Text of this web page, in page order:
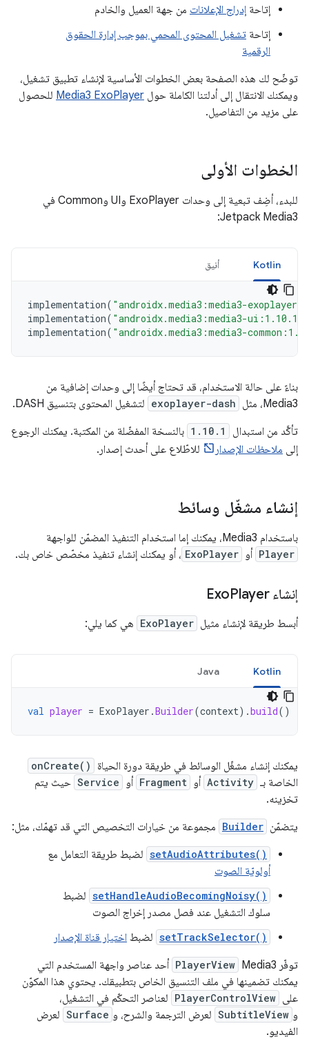
إتاحة إدراج الإعلانات من جهة العميل والخادم
إتاحة تشغيل المحتوى المحمي بموجب إدارة الحقوق
الرقمية
توضّح لك هذه الصفحة بعض الخطوات الأساسية لإنشاء تطبيق تشغيل،
ويمكنك الانتقال إلى أدلتنا الكاملة حول Media3 ExoPlayer للحصول
على مزيد من التفاصيل.
الخطوات الأولى
للبدء، أضِف تبعية إلى وحدات ExoPlayer وUI وCommon في
Jetpack Media3:
Kotlin أنيق
implementation( "androidx.media3:media3-
implementation( "androidx.media3:media3-ui:1.10.1"
implementation( "androidx.media3:media3-
بناءً على حالة الاستخدام، قد تحتاج أيضًا إلى وحدات إضافية من
Media3، مثل
exoplayer-dash لتشغيل المحتوى بتنسيق DASH.
تأكَّد من استبدال
1.10.1 بالنسخة المفضّلة من المكتبة. يمكنك الرجوع
إلى ملاحظات الإصدار للاطّلاع على أحدث إصدار.
إنشاء مشغّل وسائط
باستخدام Media3، يمكنك إما استخدام التنفيذ المضمّن للواجهة
Player أو ExoPlayer ، أو يمكنك إنشاء تنفيذ مخصّص خاص بك.
إنشاء ExoPlayer
أبسط طريقة لإنشاء مثيل ExoPlayer هي كما يلي:
Kotlin
Java
val player = ExoPlayer .Builder(context).build()
يمكنك إنشاء مشغّل الوسائط في طريقة دورة الحياة onCreate()
الخاصة بـ Activity أو Fragment أو Service حيث يتم
تخزينه.
يتضمّن Builder مجموعة من خيارات التخصيص التي قد تهمّك، مثل:
setAudioAttributes() لضبط طريقة التعامل مع
أولويّة الصوت
setHandleAudioBecomingNoisy() لضبط
سلوك التشغيل عند فصل مصدر إخراج الصوت
setTrackSelector() لضبط اختيار قناة الإصدار
توفّر Media3
PlayerView أحد عناصر واجهة المستخدم التي
يمكنك تضمينها في ملف التنسيق الخاص بتطبيقك. يحتوي هذا المكوّن
على PlayerControlView لعناصر التحكّم في التشغيل،
و SubtitleView لعرض الترجمة والشرح، و Surface لعرض
الفيديو.